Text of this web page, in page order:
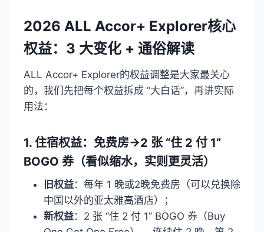
2026 ALL Accor+ Explorer核心
权益：3 大变化 + 通俗解读
ALL Accor+ Explorer的权益调整是大家最关心
的，我们先把每个权益拆成 “大白话”，再讲实际
用法：
1. 住宿权益：免费房→2 张 “住 2 付 1”
BOGO 券（看似缩水，实则更灵活）
旧权益：每年 1 晚或2晚免费房（可以兑换除
中国以外的亚太雅高酒店）；
新权益：2 张 “住 2 付 1” BOGO 券（Buy